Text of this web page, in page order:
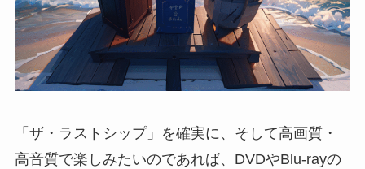
「ザ・ラストシップ」を確実に、そして高画質・
高音質で楽しみたいのであれば、DVDやBlu-rayの